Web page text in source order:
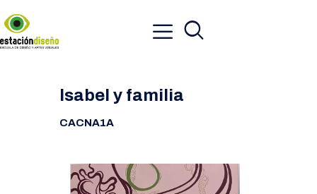
Isabel y familia
CACNA1A